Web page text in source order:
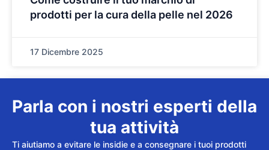
prodotti per la cura della pelle nel 2026
17 Dicembre 2025
Parla con i nostri esperti della
tua attività
Ti aiutiamo a evitare le insidie e a consegnare i tuoi prodotti